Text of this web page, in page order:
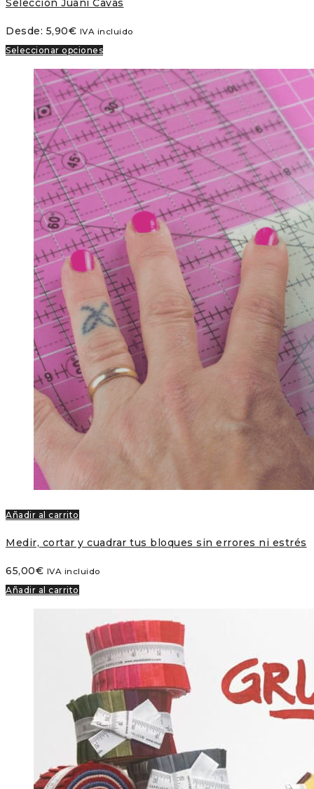
Desde: 5,90€ IVA incluido
Seleccionar opciones
Añadir al carrito
Medir, cortar y cuadrar tus bloques sin errores ni estrés
65,00€ IVA incluido
Añadir al carrito